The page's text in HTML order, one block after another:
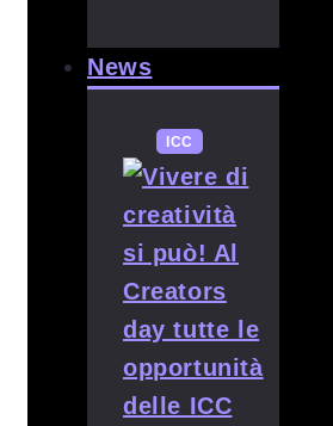
News
ICC